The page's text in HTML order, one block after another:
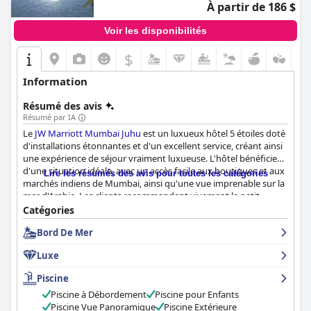
À partir de 186 $
Voir les disponibilités
$
Information
Résumé des avis
Résumé par IA
Le JW Marriott Mumbai Juhu est un luxueux hôtel 5 étoiles doté
d'installations étonnantes et d'un excellent service, créant ainsi
une expérience de séjour vraiment luxueuse. L'hôtel bénéficie
d'une situation idéale, avec un accès facile aux boutiques et aux
marchés indiens de Mumbai, ainsi qu'une vue imprenable sur la
mer d'Arabie. Les clients recommandent vivement le petit
déjeuner buffet délicieux et varié, les chambres spacieuses et
confortables malgré quelques commentaires sur le mobilier
démodé et la propreté exceptionnelle de l'ensemble de l'hôtel.
service personnalisé qui dépasse les attentes. La piscine est
charmante et bien entretenue, mais certains clients ont eu des
expériences négatives en raison des rénovations et de la
pollution des plages. L'hôtel est fortement recommandé aux
familles car il propose un grand nombre d'installations et
Lire les résumés des avis pour toutes les catégories
Catégories
Bord De Mer
Luxe
Piscine
Piscine à Débordement
Piscine pour Enfants
Piscine Vue Panoramique
Piscine Extérieure